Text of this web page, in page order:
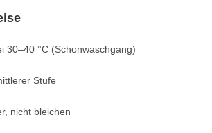
30–40 °C (Schonwaschgang)
Stufe
nicht bleichen